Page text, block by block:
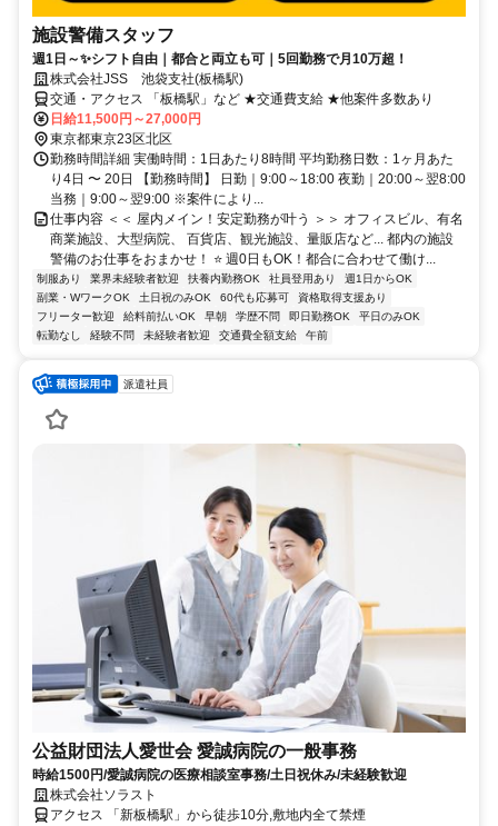
施設警備スタッフ
週1日～✨シフト自由｜都合と両立も可｜5回勤務で月10万超！
株式会社JSS 池袋支社(板橋駅)
交通・アクセス 「板橋駅」など ★交通費支給 ★他案件多数あり
日給11,500円～27,000円
東京都東京23区北区
勤務時間詳細 実働時間：1日あたり8時間 平均勤務日数：1ヶ月あた
り4日 〜 20日 【勤務時間】 日勤｜9:00～18:00 夜勤｜20:00～翌8:00
当務｜9:00～翌9:00 ※案件により...
仕事内容 ＜＜ 屋内メイン！安定勤務が叶う ＞＞ オフィスビル、有名
商業施設、大型病院、 百貨店、観光施設、量販店など... 都内の施設
警備のお仕事をおまかせ！ ⭐ 週0日もOK！都合に合わせて働け...
制服あり 業界未経験者歓迎 扶養内勤務OK 社員登用あり
週1日からOK
副業・WワークOK
土日祝のみOK 60代も応募可
資格取得支援あり
フリーター歓迎
給料前払いOK 早朝 学歴不問 即日勤務OK
平日のみOK
転勤なし
経験不問 未経験者歓迎 交通費全額支給 午前
派遣社員
公益財団法人愛世会 愛誠病院の一般事務
時給1500円/愛誠病院の医療相談室事務/土日祝休み/未経験歓迎
株式会社ソラスト
アクセス 「新板橋駅」から徒歩10分,敷地内全て禁煙